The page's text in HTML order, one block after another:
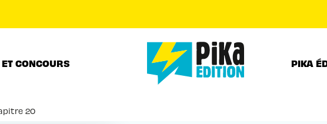
CONCOURS PIKA
20